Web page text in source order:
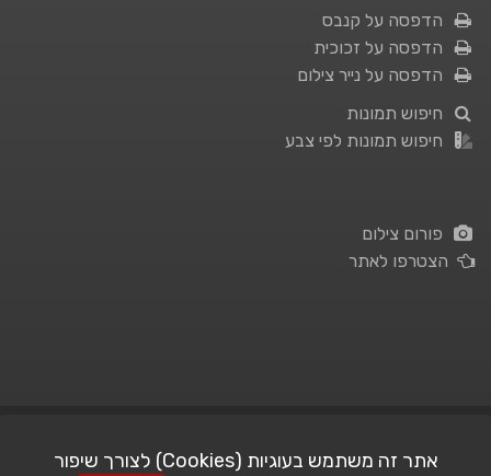
הדפסה על קנבס
הדפסה על זכוכית
הדפסה על נייר צילום
חיפוש תמונות
חיפוש תמונות לפי צבע
פורום צילום
הצטרפו לאתר
אתר זה משתמש בעוגיות (Cookies) לצורך שיפור